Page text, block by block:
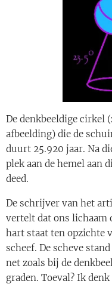
De denkbeeldige cirkel
afbeelding) die de
duurt 25.920 jaar. Na
plek aan de hemel aan
deed.
De schrijver van het
vertelt dat ons lichaam
hart staat ten opzichte
scheef. De scheve
net zoals bij de
graden. Toeval? Ik